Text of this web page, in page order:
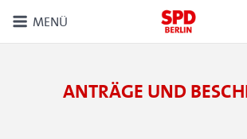
MENÜ
ANTRÄGE UND